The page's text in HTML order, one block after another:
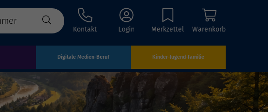
Kontakt Login Merkzettel Warenkorb
Digitale Medien-Beruf Kinder-Jugend-Familie